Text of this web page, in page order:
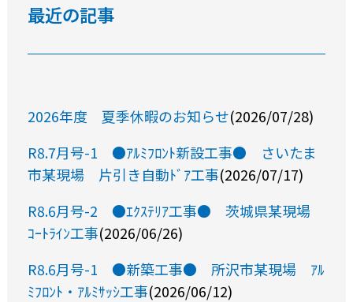
最近の記事
2026年度 夏季休暇のお知らせ(2026/07/28)
R8.7月号-1 ●ｱﾙﾐﾌﾛﾝﾄ新設工事● さいたま
市某現場 片引き自動ﾄﾞｱ工事(2026/07/17)
R8.6月号-2 ●ｴｸｽﾃﾘｱ工事● 茨城県某現場
ｺｰﾄﾗｲﾝ工事(2026/06/26)
R8.6月号-1 ●新築工事● 所沢市某現場 ｱﾙ
ﾐﾌﾛﾝﾄ・ｱﾙﾐｻｯｼ工事(2026/06/12)